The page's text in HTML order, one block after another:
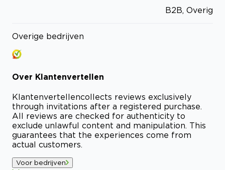
B2B, Overig
Overige bedrijven
Over Klantenvertellen
Klantenvertellencollects reviews exclusively
through invitations after a registered purchase.
All reviews are checked for authenticity to
exclude unlawful content and manipulation. This
guarantees that the experiences come from
actual customers.
Voor bedrijven